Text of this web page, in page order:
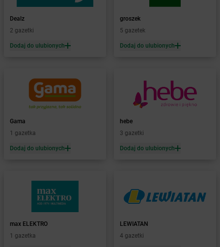
Żabka Bezrzecze
Żabka
Żabka Biała
Żabka
Biała Druga
Białe Błota
Białka
Białka Tatrzańska
Żabka
Żabka Białogard
Żabka Białogóra
Biały Dunajec
Białystok
Bibice
Żabka Biecz
Żabka Biedrusko
Dealz
2 gazetki
Dodaj do ulubionych
groszek
5 gazetek
Dodaj do ulubionych
Gama
1 gazetka
Dodaj do ulubionych
hebe
3 gazetki
Dodaj do ulubionych
max ELEKTRO
1 gazetka
LEWIATAN
4 gazetki